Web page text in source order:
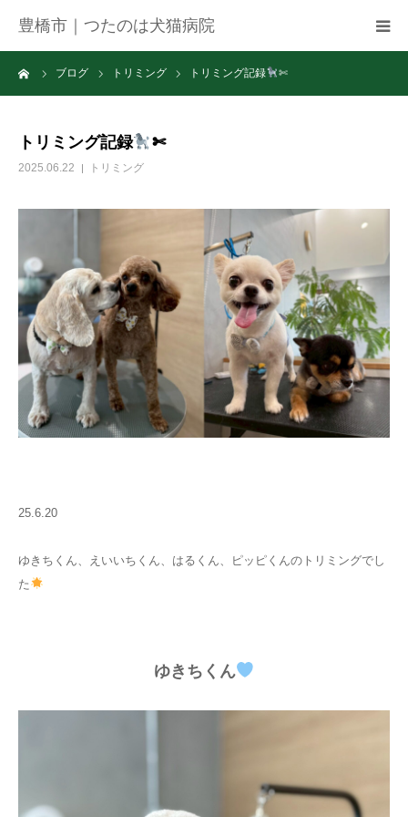
豊橋市｜つたのは犬猫病院
ブログ トリミング トリミング記録 ✄
トリミング記録 ✄
2025.06.22 トリミング
25.6.20
ゆきちくん、えいいちくん、はるくん、ピッピくんのトリミングでし
た
ゆきちくん
病院紹介
ブログ
お問い合わせ